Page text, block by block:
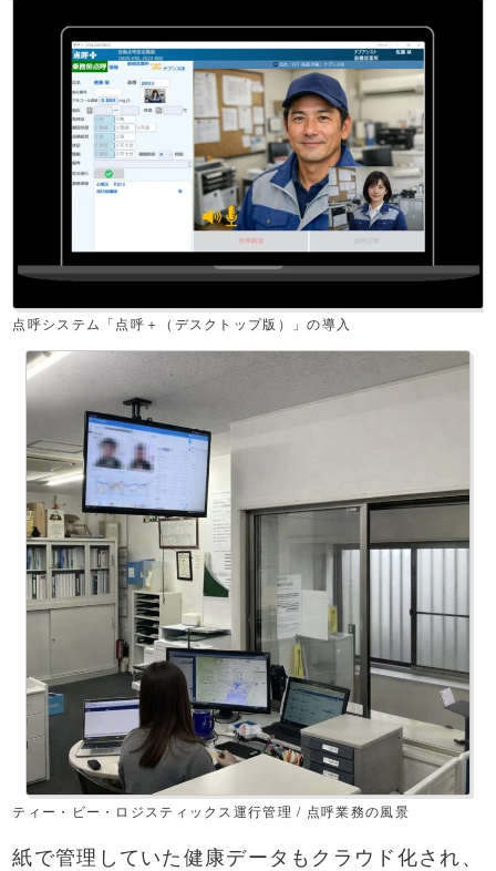
点呼システム「点呼＋（デスクトップ版）」の導入
ティー・ビー・ロジスティックス運行管理 / 点呼業務の風景
紙で管理していた健康データもクラウド化され、